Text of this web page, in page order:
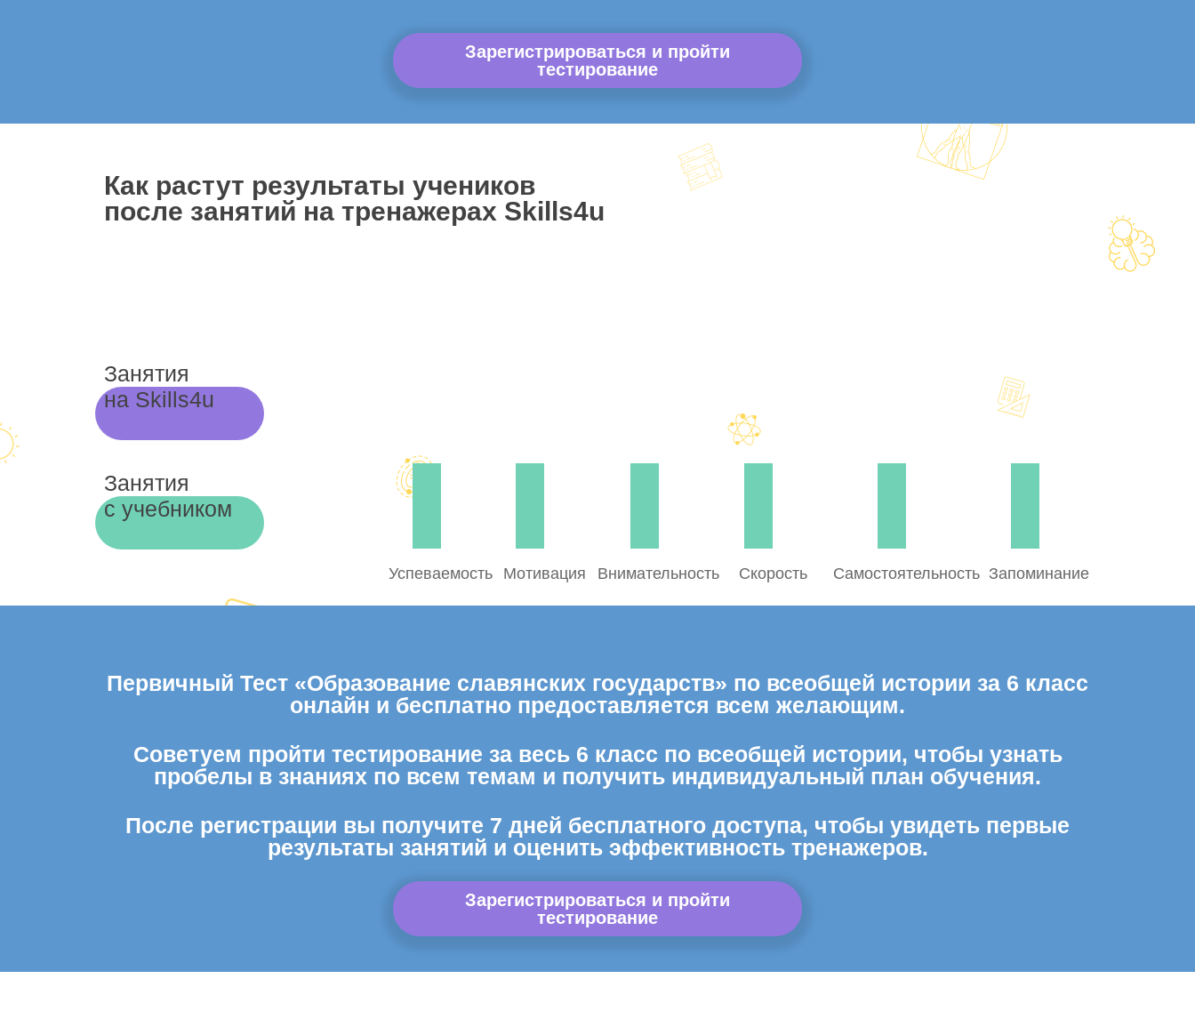
Зарегистрироваться и пройти
тестирование
Как растут результаты учеников
после занятий на тренажерах Skills4u
Занятия
на Skills4u
Занятия
с учебником
Успеваемость Мотивация Внимательность Скорость Самостоятельность Запоминание
Первичный Тест «Образование славянских государств» по всеобщей истории за 6 класс
онлайн и бесплатно предоставляется всем желающим.
Советуем пройти тестирование за весь 6 класс по всеобщей истории, чтобы узнать
пробелы в знаниях по всем темам и получить индивидуальный план обучения.
После регистрации вы получите 7 дней бесплатного доступа, чтобы увидеть первые
результаты занятий и оценить эффективность тренажеров.
Зарегистрироваться и пройти
тестирование